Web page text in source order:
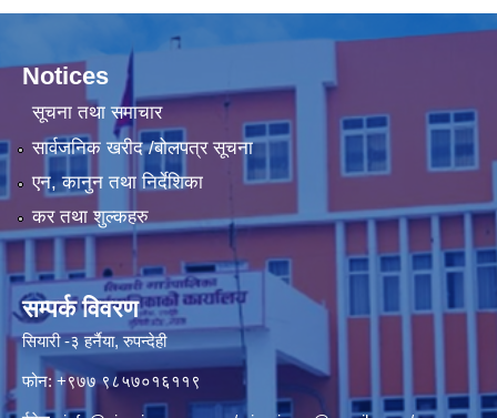
Notices
सूचना तथा समाचार
सार्वजनिक खरीद /बोलपत्र सूचना
एन, कानुन तथा निर्देशिका
कर तथा शुल्कहरु
सम्पर्क विवरण
सियारी -३ हर्नैया, रुपन्देही
फोन: +९७७ ९८५७०१६११९